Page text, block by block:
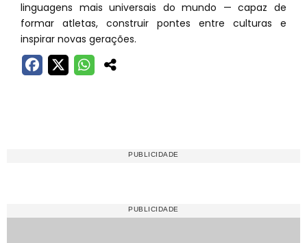
linguagens mais universais do mundo — capaz de
formar atletas, construir pontes entre culturas e
inspirar novas gerações.